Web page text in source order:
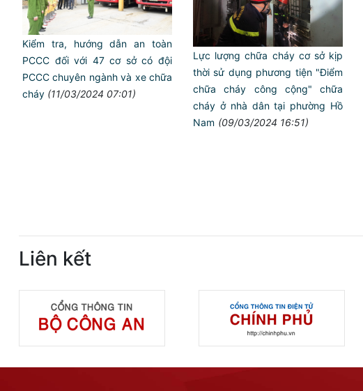
Kiểm tra, hướng dẫn an toàn
PCCC đối với 47 cơ sở có đội
PCCC chuyên ngành và xe chữa
cháy (11/03/2024 07:01)
Lực lượng chữa cháy cơ sở kịp
thời sử dụng phương tiện "Điểm
chữa cháy công cộng" chữa
cháy ở nhà dân tại phường Hồ
Nam (09/03/2024 16:51)
Liên kết